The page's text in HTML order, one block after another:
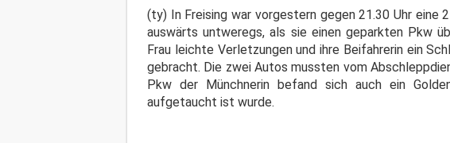
(ty) In Freising war vorgestern gegen 21.30 Uhr eine
auswärts untweregs, als sie einen geparkten Pkw
Frau leichte Verletzungen und ihre Beifahrerin ein
gebracht. Die zwei Autos mussten vom
Pkw der Münchnerin befand sich auch ein
aufgetaucht ist wurde.